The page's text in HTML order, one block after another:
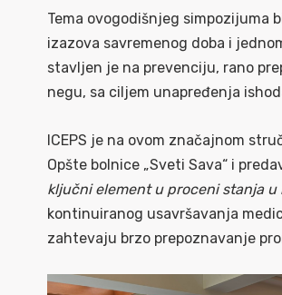
Tema ovogodišnjeg simpozijuma
izazova savremenog doba i
stavljen je na prevenciju, rano
negu, sa ciljem unapređenja
ICEPS je na ovom značajnom
Opšte bolnice „Sveti Sava“ i
ključni element u proceni stanja u
kontinuiranog usavršavanja
zahtevaju brzo prepoznavanje